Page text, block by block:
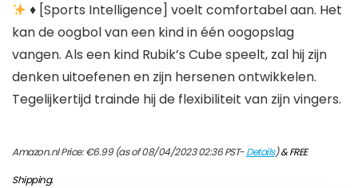
♦ [Sports Intelligence] voelt comfortabel aan. Het
kan de oogbol van een kind in één oogopslag
vangen. Als een kind Rubik’s Cube speelt, zal hij zijn
denken uitoefenen en zijn hersenen ontwikkelen.
Tegelijkertijd trainde hij de flexibiliteit van zijn vingers.
Amazon.nl Price:€6.99(as of 08/04/2023 02:36 PST-Details)&FREE
Shipping.